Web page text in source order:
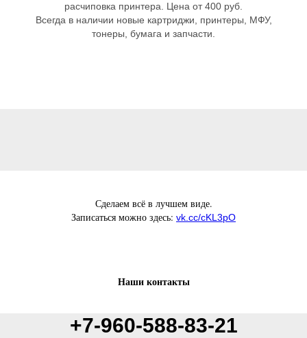
расчиповка принтера. Цена от 400 руб.
Всегда в наличии новые картриджи, принтеры, МФУ,
тонеры, бумага и запчасти.
Сделаем всё в лучшем виде.
Записаться можно здесь: vk.cc/cKL3pO
Наши контакты
+7-960-588-83-21